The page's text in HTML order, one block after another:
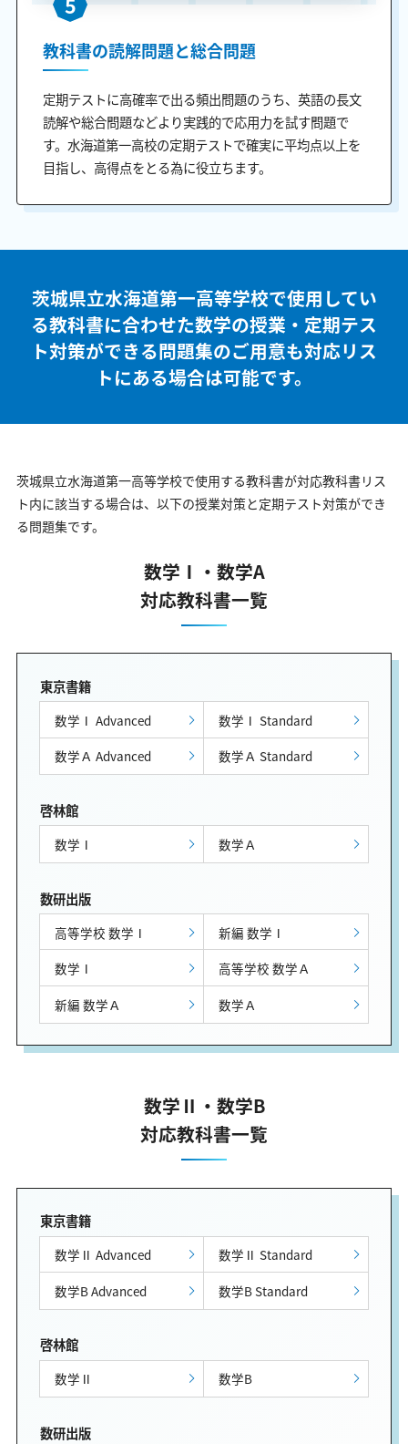
教科書の読解問題と総合問題
定期テストに高確率で出る頻出問題のうち、英語の長文
読解や総合問題などより実践的で応用力を試す問題で
す。水海道第一高校の定期テストで確実に平均点以上を
目指し、高得点をとる為に役立ちます。
茨城県立水海道第一高等学校で使用してい
る教科書に合わせた数学の授業・定期テス
ト対策ができる問題集のご用意も対応リス
トにある場合は可能です。
茨城県立水海道第一高等学校で使用する教科書が対応教科書リス
ト内に該当する場合は、以下の授業対策と定期テスト対策ができ
る問題集です。
数学Ⅰ・数学A
対応教科書一覧
東京書籍
数学Ⅰ Advanced
数学Ⅰ Standard
数学Ａ Advanced
数学Ａ Standard
啓林館
数学Ⅰ 数学Ａ
数研出版
高等学校 数学Ⅰ
新編 数学Ⅰ
数学Ⅰ
高等学校 数学Ａ
新編 数学Ａ
数学Ａ
数学Ⅱ・数学B
対応教科書一覧
東京書籍
数学Ⅱ Advanced
数学Ⅱ Standard
数学B Advanced
数学B Standard
啓林館
数学Ⅱ 数学B
数研出版